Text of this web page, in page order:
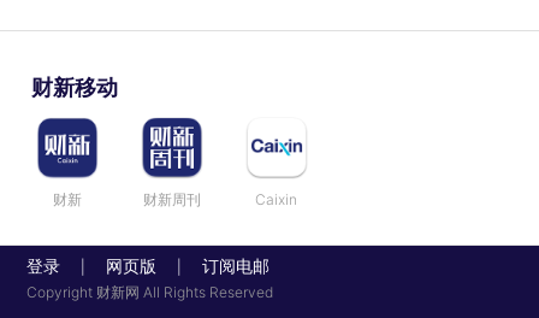
财新移动
财新 财新周刊 Caixin
登录 网页版 订阅电邮
Copyright 财新网 All Rights Reserved